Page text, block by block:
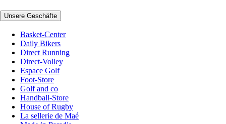
Unsere Geschäfte
Basket-Center
Daily Bikers
Direct Running
Direct-Volley
Espace Golf
Foot-Store
Golf and co
Handball-Store
House of Rugby
La sellerie de Maé